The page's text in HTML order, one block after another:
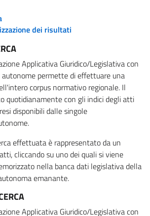
dei risultati
Applicativa Giuridico/Legislativa con
autonome permette di effettuare una
corpus normativo regionale. Il
quotidianamente con gli indici degli atti
disponibili dalle singole
effettuata è rappresentato da un
cliccando su uno dei quali si viene
nella banca dati legislativa della
emanante.
Applicativa Giuridico/Legislativa con